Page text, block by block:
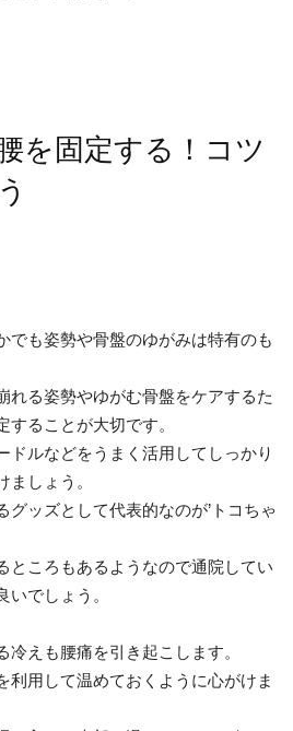
を固定する！コツ
でも姿勢や骨盤のゆがみは特有のも
れる姿勢やゆがむ骨盤をケアするた
ることが大切です。
ドルなどをうまく活用してしっかり
ましょう。
グッズとして代表的なのが’トコちゃ
ところもあるようなので通院してい
いでしょう。
冷えも腰痛を引き起こします。
利用して温めておくように心がけま